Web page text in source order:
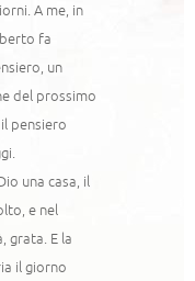
A me, in
fa
un
del prossimo
pensiero
una casa, il
e nel
grata. E la
il giorno